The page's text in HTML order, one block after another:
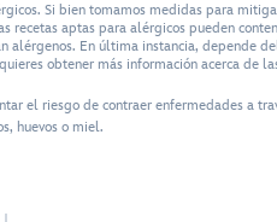
Si bien tomamos medidas para
aptas para alérgicos pueden
alérgenos. En última instancia, depende
obtener más información acerca de
el riesgo de contraer enfermedades a
huevos o miel.